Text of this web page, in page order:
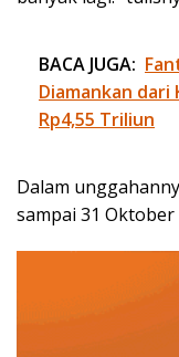
BACA JUGA:
Diamankan dari
Rp4,55 Triliun
Dalam
sampai 31 Oktober